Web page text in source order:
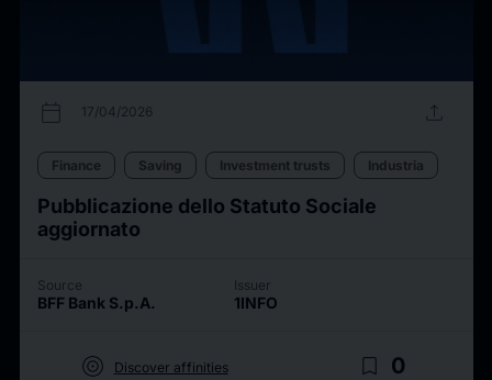
calendar_today 17/04/2026 upload
Finance Saving Investment trusts Industria
Pubblicazione dello Statuto Sociale
aggiornato
Source
BFF Bank S.p.A.
Issuer
1INFO
target Discover affinities bookmark_border 0